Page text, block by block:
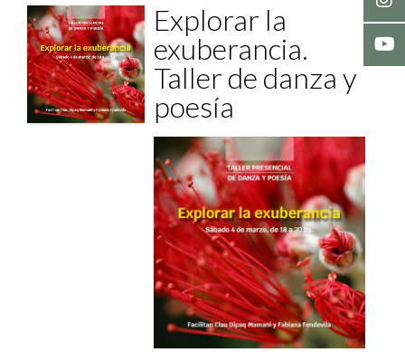
Explorar la
exuberancia.
Taller de danza y
poesía